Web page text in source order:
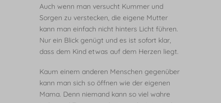
Auch wenn man versucht Kummer und
Sorgen zu verstecken, die eigene Mutter
kann man einfach nicht hinters Licht führen.
Nur ein Blick genügt und es ist sofort klar,
dass dem Kind etwas auf dem Herzen liegt.
Kaum einem anderen Menschen gegenüber
kann man sich so öffnen wie der eigenen
Mama. Denn niemand kann so viel wahre